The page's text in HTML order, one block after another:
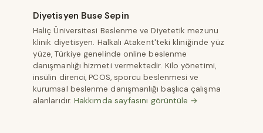
Diyetisyen Buse Sepin
Haliç Üniversitesi Beslenme ve Diyetetik mezunu
klinik diyetisyen. Halkalı Atakent'teki kliniğinde yüz
yüze, Türkiye genelinde online beslenme
danışmanlığı hizmeti vermektedir. Kilo yönetimi,
insülin direnci, PCOS, sporcu beslenmesi ve
kurumsal beslenme danışmanlığı başlıca çalışma
alanlarıdır.Hakkımda sayfasını görüntüle →